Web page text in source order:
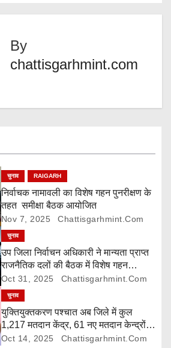
By
chattisgarhmint.com
चुनाव RAIGARH
निर्वाचक नामावली का विशेष गहन पुनरीक्षण के
तहत समीक्षा बैठक आयोजित
Nov 7, 2025 Chattisgarhmint.com
चुनाव
उप जिला निर्वाचन अधिकारी ने मान्यता प्राप्त
राजनैतिक दलों की बैठक में विशेष गहन
पुनरीक्षण की दी जानकारी
Oct 31, 2025 Chattisgarhmint.com
चुनाव
युक्तियुक्तकरण पश्चात अब जिले में कुल
1,217 मतदान केंद्र, 61 नए मतदान केन्द्रों
की मिली स्वीकृति
Oct 14, 2025 Chattisgarhmint.com